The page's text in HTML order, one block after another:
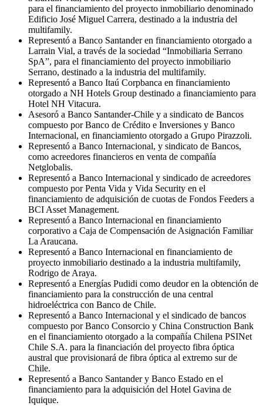
para el financiamiento del proyecto inmobiliario denominado
Edificio José Miguel Carrera, destinado a la industria del
multifamily.
Representó a Banco Santander en financiamiento otorgado a
Larrain Vial, a través de la sociedad “Inmobiliaria Serrano
SpA”, para el financiamiento del proyecto inmobiliario
Serrano, destinado a la industria del multifamily.
Representó a Banco Itaú Corpbanca en financiamiento
otorgado a NH Hotels Group destinado a financiamiento para
Hotel NH Vitacura.
Asesoró a Banco Santander-Chile y a sindicato de Bancos
compuesto por Banco de Crédito e Inversiones y Banco
Internacional, en financiamiento otorgado a Grupo Pirazzoli.
Representó a Banco Internacional, y sindicato de Bancos,
como acreedores financieros en venta de compañía
Netglobalis.
Representó a Banco Internacional y sindicado de acreedores
compuesto por Penta Vida y Vida Security en el
financiamiento de adquisición de cuotas de Fondos Feeders a
BCI Asset Management.
Representó a Banco Internacional en financiamiento
corporativo a Caja de Compensación de Asignación Familiar
La Araucana.
Representó a Banco Internacional en financiamiento de
proyecto inmobiliario destinado a la industria multifamily,
Rodrigo de Araya.
Representó a Energías Pudidi como deudor en la obtención de
financiamiento para la construcción de una central
hidroeléctrica con Banco de Chile.
Representó a Banco Internacional y el sindicado de bancos
compuesto por Banco Consorcio y China Construction Bank
en el financiamiento otorgado a la compañía Chilena PSINet
Chile S.A. para la financiación del proyecto fibra óptica
austral que provisionará de fibra óptica al extremo sur de
Chile.
Representó a Banco Santander y Banco Estado en el
financiamiento para la adquisición del Hotel Gavina de
Iquique.